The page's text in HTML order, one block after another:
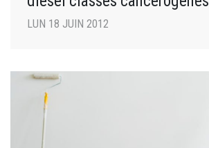
LUN 18 JUIN 2012